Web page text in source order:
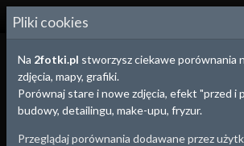
2FOTKI.PL
Pliki cookies
Na 2fotki.pl stworzysz ciekawe porównania
zdjęcia, mapy, grafiki.
Porównaj stare i nowe zdjęcia, efekt "przed i
budowy, detailingu, make-upu, fryzur.
Przeglądaj porównania dodawane przez